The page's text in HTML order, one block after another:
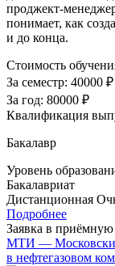
проджект-
понимает, как
и до конца.
Стоимость
За семестр: 40000 ₽
За год: 80000 ₽
Квалификация
Бакалавр
Уровень
Бакалавриат
Дистанционная
Подробнее
Заявка в
МТИ — Московский
в нефтегазовом